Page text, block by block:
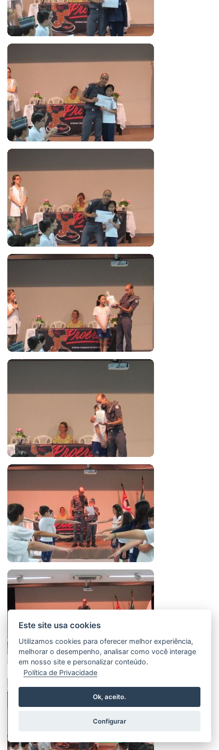
Este site usa cookies
Utilizamos cookies para oferecer melhor experiência,
melhorar o desempenho, analisar como você interage
em nosso site e personalizar conteúdo.
Política de Privacidade
Ok, aceito.
Configurar